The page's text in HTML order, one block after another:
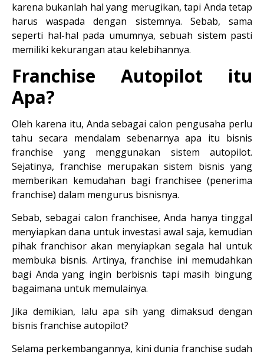
karena bukanlah hal yang merugikan, tapi Anda tetap
harus waspada dengan sistemnya. Sebab, sama
seperti hal-hal pada umumnya, sebuah sistem pasti
memiliki kekurangan atau kelebihannya.
Franchise Autopilot itu
Apa?
Oleh karena itu, Anda sebagai calon pengusaha perlu
tahu secara mendalam sebenarnya apa itu bisnis
franchise yang menggunakan sistem autopilot.
Sejatinya, franchise merupakan sistem bisnis yang
memberikan kemudahan bagi franchisee (penerima
franchise) dalam mengurus bisnisnya.
Sebab, sebagai calon franchisee, Anda hanya tinggal
menyiapkan dana untuk investasi awal saja, kemudian
pihak franchisor akan menyiapkan segala hal untuk
membuka bisnis. Artinya, franchise ini memudahkan
bagi Anda yang ingin berbisnis tapi masih bingung
bagaimana untuk memulainya.
Jika demikian, lalu apa sih yang dimaksud dengan
bisnis franchise autopilot?
Selama perkembangannya, kini dunia franchise sudah